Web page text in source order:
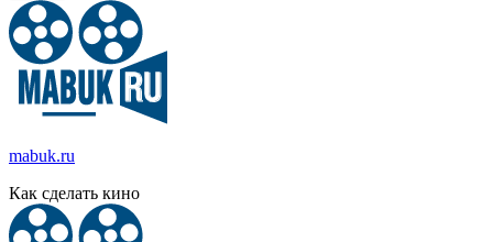
mabuk.ru
Как сделать кино